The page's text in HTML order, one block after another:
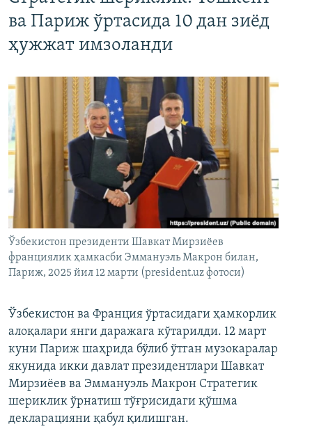
ва Париж ўртасида 10 дан зиёд
ҳужжат имзоланди
Ўзбекистон президенти Шавкат Мирзиёев
франциялик ҳамкасби Эммануэль Макрон билан,
Париж, 2025 йил 12 марти (president.uz фотоси)
Ўзбекистон ва Франция ўртасидаги ҳамкорлик
алоқалари янги даражага кўтарилди. 12 март
куни Париж шаҳрида бўлиб ўтган музокаралар
якунида икки давлат президентлари Шавкат
Мирзиёев ва Эммануэль Макрон Стратегик
шериклик ўрнатиш тўғрисидаги қўшма
декларацияни қабул қилишган.